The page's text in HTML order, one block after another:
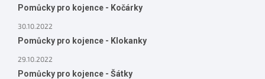
Pomůcky pro kojence - Kočárky
30.10.2022
Pomůcky pro kojence - Klokanky
29.10.2022
Pomůcky pro kojence - Šátky